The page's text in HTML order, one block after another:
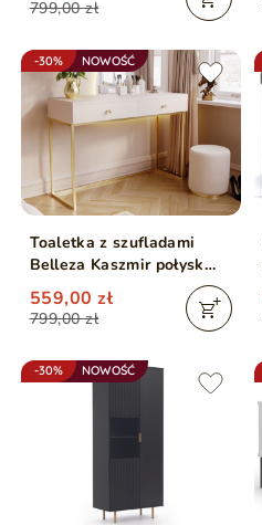
799,00 zł
-30% NOWOŚĆ
Toaletka z szufladami
Belleza Kaszmir połysk
Złoty stelaż
799,00 zł
559,00 zł
-30% NOWOŚĆ